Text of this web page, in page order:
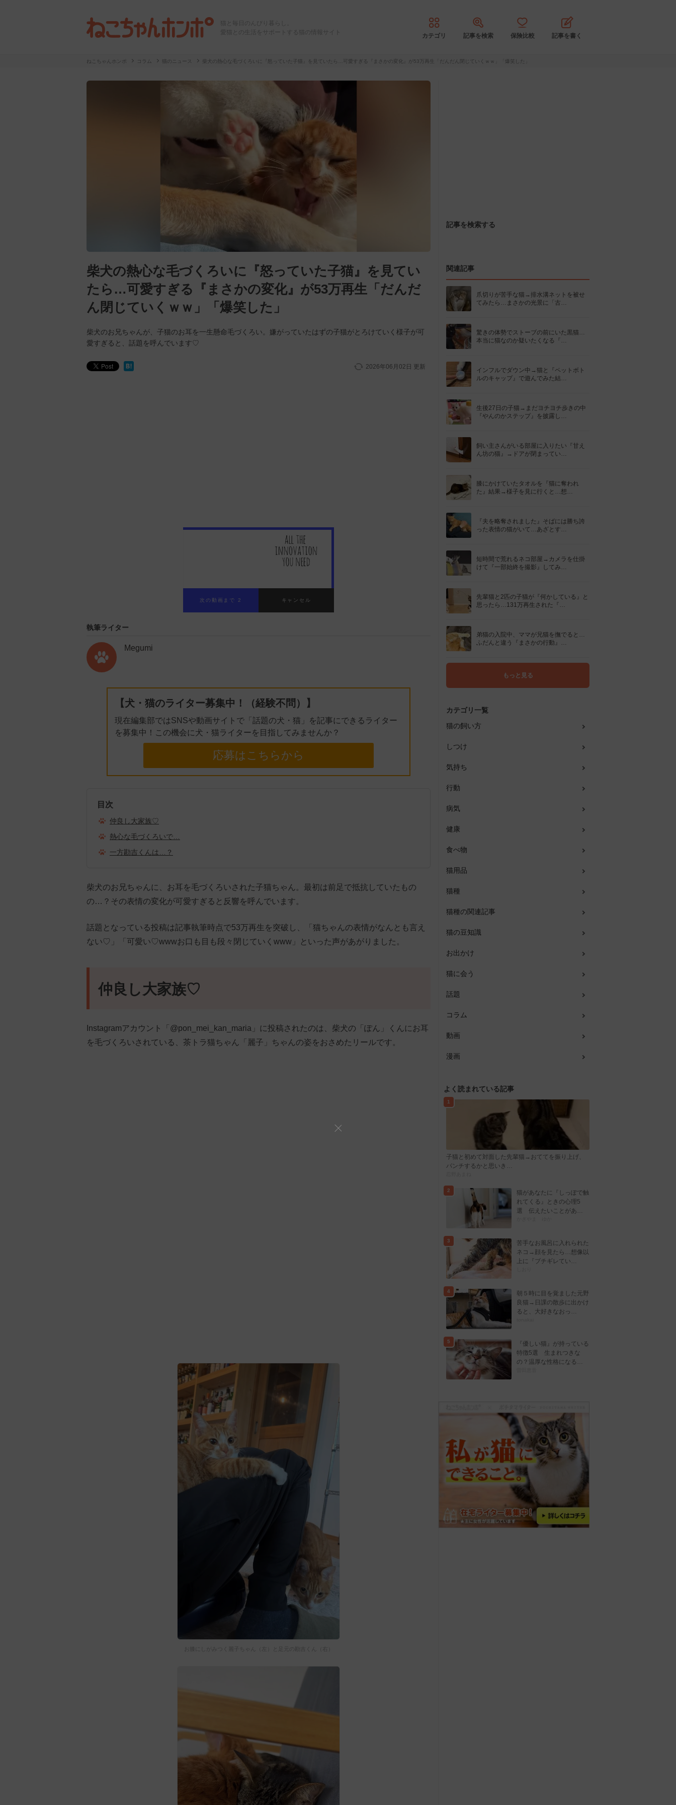
猫と毎日のんびり暮らし。
愛猫との生活をサポートする猫の情報サイト
カテゴリ 記事を検索 保険比較 記事を書く
ねこちゃんホンポ コラム 猫のニュース 柴犬の熱心な毛づくろいに『怒っていた子猫』を見ていたら…可愛すぎる『まさかの変化』が53万再生「だんだん閉じていくｗｗ」「爆笑した」
柴犬の熱心な毛づくろいに『怒っていた子猫』を見てい
たら…可愛すぎる『まさかの変化』が53万再生「だんだ
ん閉じていくｗｗ」「爆笑した」
柴犬のお兄ちゃんが、子猫のお耳を一生懸命毛づくろい。嫌がっていたはずの子猫がとろけていく様子が可
愛すぎると、話題を呼んでいます♡
2026年06月02日 更新
執筆ライター
Megumi
【犬・猫のライター募集中！（経験不問）】
現在編集部ではSNSや動画サイトで「話題の犬・猫」を記事にできるライター
を募集中！この機会に犬・猫ライターを目指してみませんか？
応募はこちらから
目次
仲良し大家族♡
熱心な毛づくろいで…
一方勘吉くんは…？
柴犬のお兄ちゃんに、お耳を毛づくろいされた子猫ちゃん。最初は前足で抵抗していたもの
の…？その表情の変化が可愛すぎると反響を呼んでいます。
話題となっている投稿は記事執筆時点で53万再生を突破し、「猫ちゃんの表情がなんとも言え
ない♡」「可愛い♡wwwお口も目も段々閉じていくwww」といった声があがりました。
仲良し大家族♡
Instagramアカウント「@pon_mei_kan_maria」に投稿されたのは、柴犬の「ぽん」くんにお耳
を毛づくろいされている、茶トラ猫ちゃん「麗子」ちゃんの姿をおさめたリールです。
お膝にしがみつく麗子ちゃん（左）と足元の勘吉くん（右）
記事を検索する
関連記事
爪切りが苦手な猫→排水溝ネットを被せ
てみたら…まさかの光景に「古…
驚きの体勢でストーブの前にいた黒猫…
本当に猫なのか疑いたくなる『…
インフルでダウン中→猫と『ペットボト
ルのキャップ』で遊んでみた結…
生後27日の子猫→まだヨチヨチ歩きの中
『やんのかステップ』を披露し…
飼い主さんがいる部屋に入りたい『甘え
ん坊の猫』→ドアが閉まってい…
膝にかけていたタオルを『猫に奪われ
た』結果→様子を見に行くと…想…
『夫を略奪されました』そばには勝ち誇
った表情の猫がいて…あざとす…
短時間で荒れるネコ部屋→カメラを仕掛
けて『一部始終を撮影』してみ…
先輩猫と2匹の子猫が『何かしている』と
思ったら…131万再生された『…
弟猫の入院中、ママが兄猫を撫でると…
ふだんと違う『まさかの行動』…
もっと見る
カテゴリ一覧
猫の飼い方
しつけ
気持ち
行動
病気
健康
食べ物
猫用品
猫種
猫種の関連記事
猫の豆知識
お出かけ
猫に会う
話題
コラム
動画
漫画
よく読まれている記事
1
子猫と初めて対面した先輩猫→おててを振り上げ、
パンチするかと思いき…
2
猫があなたに『しっぽで触
れてくる』ときの心理5
選 伝えたいことがあ…
3
苦手なお風呂に入れられた
ネコ→顔を見たら…想像以
上に『ブチギレてい…
4
朝５時に目を覚ました元野
良猫→日課の散歩に出かけ
ると、大好きなおっ…
5
『優しい猫』が持っている
特徴5選 生まれつきな
の？温厚な性格になる…